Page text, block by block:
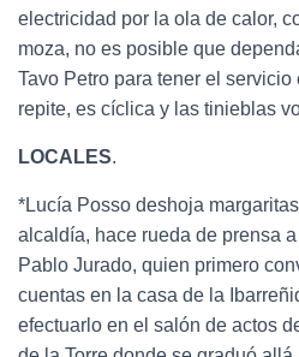
electricidad por la ola de calor,
moza, no es posible que
Tavo Petro para tener el
repite, es cíclica y las tinieblas
LOCALES.
*Lucía Posso deshoja
alcaldía, hace rueda de prensa
Pablo Jurado, quien primero
cuentas en la casa de la
efectuarlo en el salón de actos